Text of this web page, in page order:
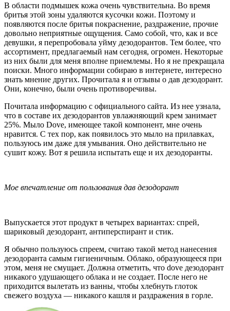
В области подмышек кожа очень чувствительна. Во время
бритья этой зоны удаляются кусочки кожи. Поэтому и
появляются после бритья покраснение, раздражение, прочие
довольно неприятные ощущения. Само собой, что, как и все
девушки, я перепробовала уйму дезодорантов. Тем более, что
ассортимент, предлагаемый нам сегодня, огромен. Некоторые
из них были для меня вполне приемлемы. Но я не прекращала
поиски. Много информации собираю в интернете, интересно
знать мнение других. Прочитала я и отзывы о дав дезодорант.
Они, конечно, были очень противоречивы.
Почитала информацию с официального сайта. Из нее узнала,
что в составе их дезодорантов увлажняющий крем занимает
25%. Мыло Dove, имеющее такой компонент, мне очень
нравится. С тех пор, как появилось это мыло на прилавках,
пользуюсь им даже для умывания. Оно действительно не
сушит кожу. Вот я решила испытать еще и их дезодоранты.
Мое впечатление от пользования дав дезодорант
Выпускается этот продукт в четырех вариантах: спрей,
шариковый дезодорант, антиперспирант и стик.
Я обычно пользуюсь спреем, считаю такой метод нанесения
дезодоранта самым гигиеничным. Облако, образующееся при
этом, меня не смущает. Должна отметить, что dove дезодорант
никакого удушающего облака и не создает. После него не
приходится вылетать из ванны, чтобы хлебнуть глоток
свежего воздуха — никакого кашля и раздражения в горле.